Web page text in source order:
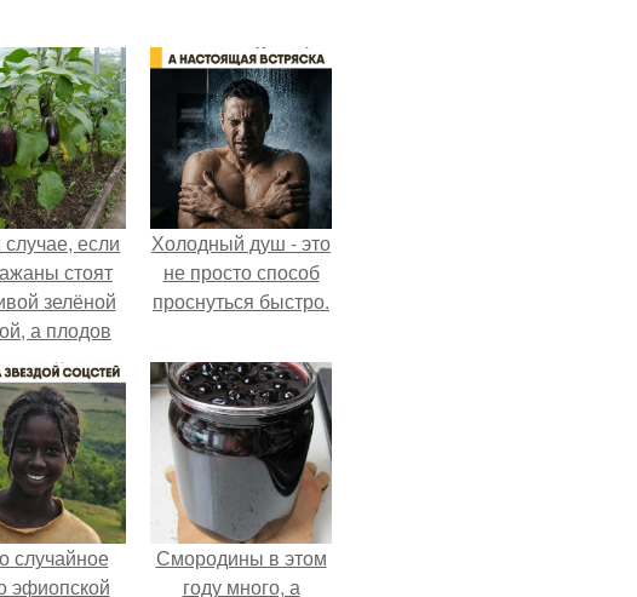
если
стоят
зелёной
а плодов
не видно -
тут
нечему.
Холодный душ - это
не просто способ
проснуться быстро.
случайное
эфиопской
Смородины в этом
году много, а